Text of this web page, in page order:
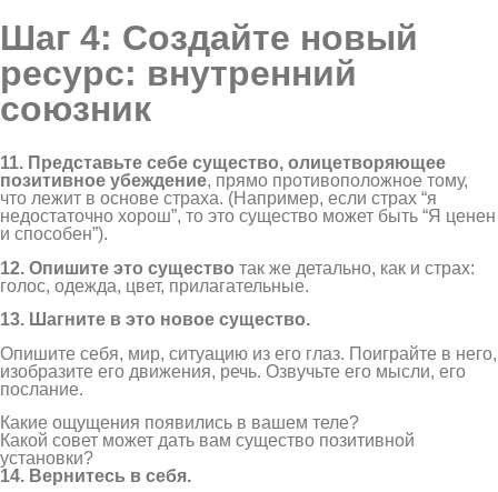
Шаг 4: Создайте новый
ресурс: внутренний
союзник
11. Представьте себе существо, олицетворяющее
позитивное убеждение, прямо противоположное тому,
что лежит в основе страха. (Например, если страх “я
недостаточно хорош”, то это существо может быть “Я ценен
и способен”).
12. Опишите это существо так же детально, как и страх:
голос, одежда, цвет, прилагательные.
13. Шагните в это новое существо.
Опишите себя, мир, ситуацию из его глаз. Поиграйте в него,
изобразите его движения, речь. Озвучьте его мысли, его
послание.
Какие ощущения появились в вашем теле?
Какой совет может дать вам существо позитивной
установки?
14. Вернитесь в себя.